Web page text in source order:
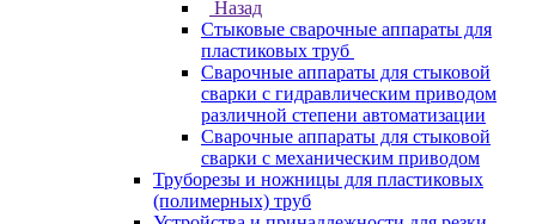
Назад
Стыковые сварочные аппараты для
пластиковых труб
Сварочные аппараты для стыковой
сварки с гидравлическим приводом
различной степени автоматизации
Сварочные аппараты для стыковой
сварки с механическим приводом
Труборезы и ножницы для пластиковых
(полимерных) труб